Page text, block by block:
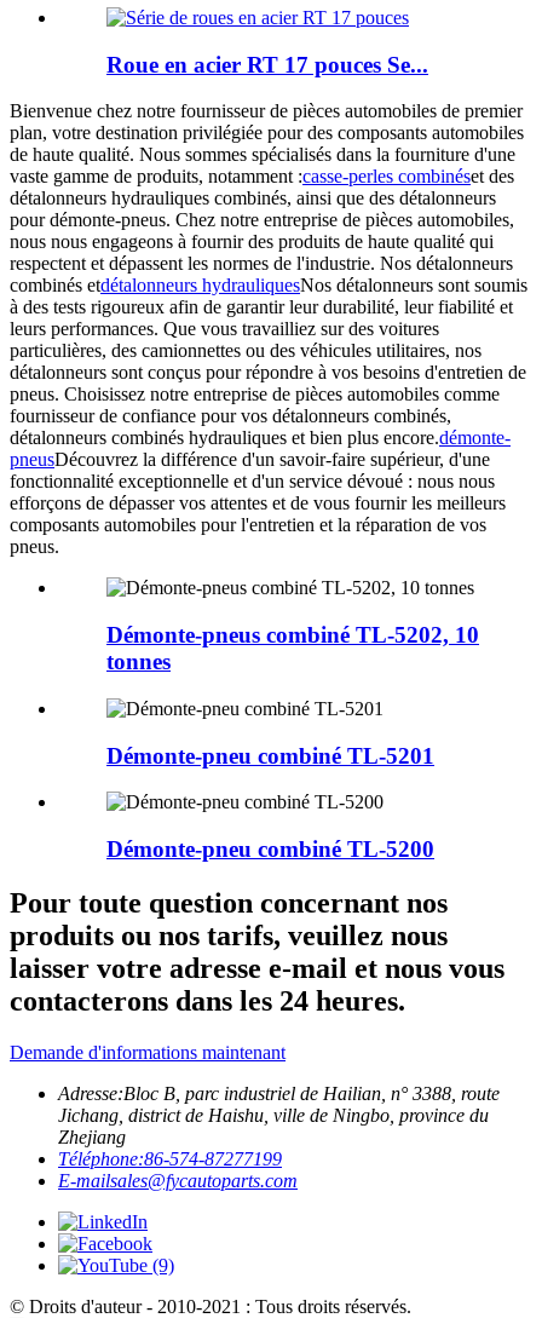
Roue en acier RT 17 pouces Se...
Bienvenue chez notre fournisseur de pièces automobiles de premier
plan, votre destination privilégiée pour des composants automobiles
de haute qualité. Nous sommes spécialisés dans la fourniture d'une
vaste gamme de produits, notamment :casse-perles combinéset des
détalonneurs hydrauliques combinés, ainsi que des détalonneurs
pour démonte-pneus. Chez notre entreprise de pièces automobiles,
nous nous engageons à fournir des produits de haute qualité qui
respectent et dépassent les normes de l'industrie. Nos détalonneurs
combinés etdétalonneurs hydrauliquesNos détalonneurs sont soumis
à des tests rigoureux afin de garantir leur durabilité, leur fiabilité et
leurs performances. Que vous travailliez sur des voitures
particulières, des camionnettes ou des véhicules utilitaires, nos
détalonneurs sont conçus pour répondre à vos besoins d'entretien de
pneus. Choisissez notre entreprise de pièces automobiles comme
fournisseur de confiance pour vos détalonneurs combinés,
détalonneurs combinés hydrauliques et bien plus encore.démonte-
pneusDécouvrez la différence d'un savoir-faire supérieur, d'une
fonctionnalité exceptionnelle et d'un service dévoué : nous nous
efforçons de dépasser vos attentes et de vous fournir les meilleurs
composants automobiles pour l'entretien et la réparation de vos
pneus.
Démonte-pneus combiné TL-5202, 10
tonnes
Démonte-pneu combiné TL-5201
Démonte-pneu combiné TL-5200
Pour toute question concernant nos
produits ou nos tarifs, veuillez nous
laisser votre adresse e-mail et nous vous
contacterons dans les 24 heures.
Demande d'informations maintenant
Adresse:Bloc B, parc industriel de Hailian, n° 3388, route
Jichang, district de Haishu, ville de Ningbo, province du
Zhejiang
Téléphone:86-574-87277199
E-mailsales@fycautoparts.com
© Droits d'auteur - 2010-2021 : Tous droits réservés.